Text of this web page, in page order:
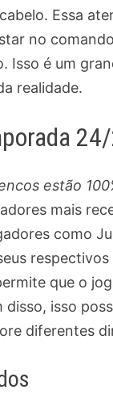
Essa
no
Isso é um
realidade.
estão
mais
como
que o
isso
diferentes